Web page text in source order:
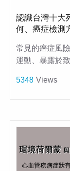
認識台灣十大
何、癌症檢測
常見的癌症風
運動、暴露於
5348 Views